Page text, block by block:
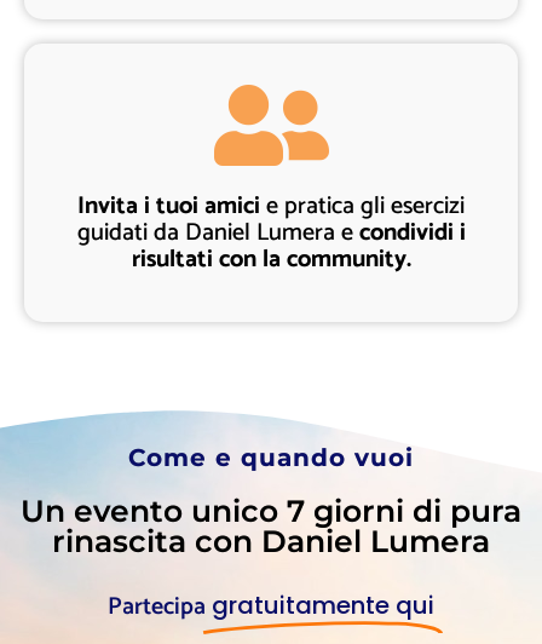
Invita i tuoi amicie pratica gli esercizi
guidati da Daniel Lumera econdividi i
risultati con la community.
Come e quando vuoi
Un evento unico 7 giorni di pura
rinascita con Daniel Lumera
Partecipa gratuitamente qui